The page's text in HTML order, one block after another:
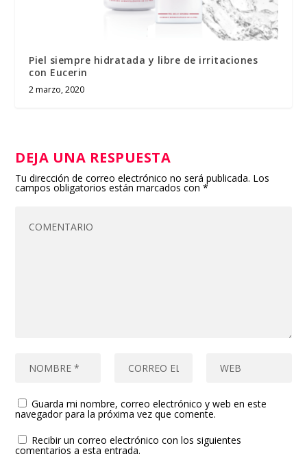
Piel siempre hidratada y libre de irritaciones
con Eucerin
2 marzo, 2020
DEJA UNA RESPUESTA
Tu dirección de correo electrónico no será publicada. Los
campos obligatorios están marcados con*
Guarda mi nombre, correo electrónico y web en este
navegador para la próxima vez que comente.
Recibir un correo electrónico con los siguientes
comentarios a esta entrada.